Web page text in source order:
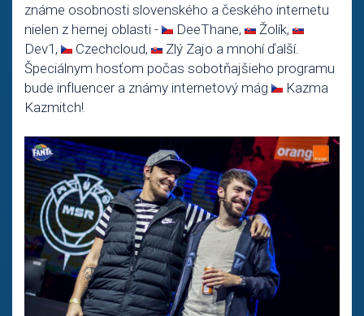
známe osobnosti slovenského a českého internetu
nielen z hernej oblasti -
DeeThane,
Žolík,
Dev1,
Czechcloud,
Zlý Zajo a mnohí ďalší.
Špeciálnym hosťom počas sobotňajšieho programu
bude influencer a známy internetový mág
Kazma
Kazmitch!